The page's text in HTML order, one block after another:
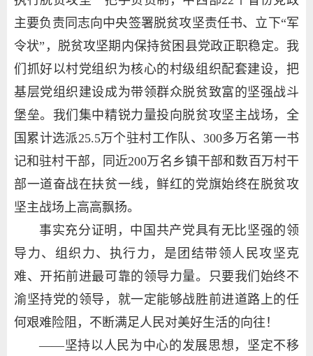
主要负责同志向中央签署脱贫攻坚责任书、立下“军
令状”，脱贫攻坚期内保持贫困县党政正职稳定。我
们抓好以村党组织为核心的村级组织配套建设，把
基层党组织建设成为带领群众脱贫致富的坚强战斗
堡垒。我们集中精锐力量投向脱贫攻坚主战场，全
国累计选派25.5万个驻村工作队、300多万名第一书
记和驻村干部，同近200万名乡镇干部和数百万村干
部一道奋战在扶贫一线，鲜红的党旗始终在脱贫攻
坚主战场上高高飘扬。
事实充分证明，中国共产党具有无比坚强的领
导力、组织力、执行力，是团结带领人民攻坚克
难、开拓前进最可靠的领导力量。只要我们始终不
渝坚持党的领导，就一定能够战胜前进道路上的任
何艰难险阻，不断满足人民对美好生活的向往！
——坚持以人民为中心的发展思想，坚定不移